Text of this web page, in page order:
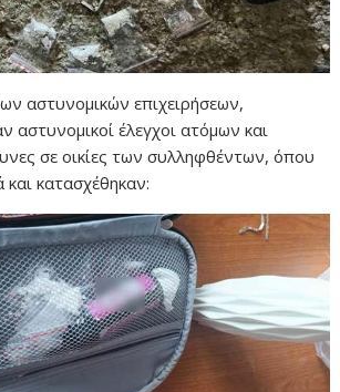
αστυνομικών επιχειρήσεων,
αστυνομικοί έλεγχοι ατόμων και
σε οικίες των συλληφθέντων, όπου
κατασχέθηκαν: